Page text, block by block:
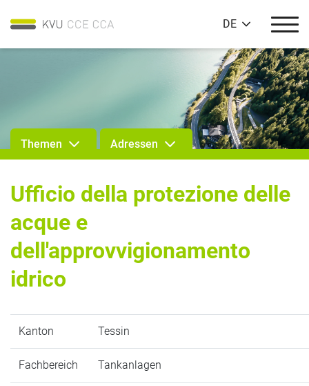
DE
Themen Adressen
Ufficio della protezione delle
acque e
dell'approvvigionamento
idrico
Kanton Tessin
Fachbereich Tankanlagen